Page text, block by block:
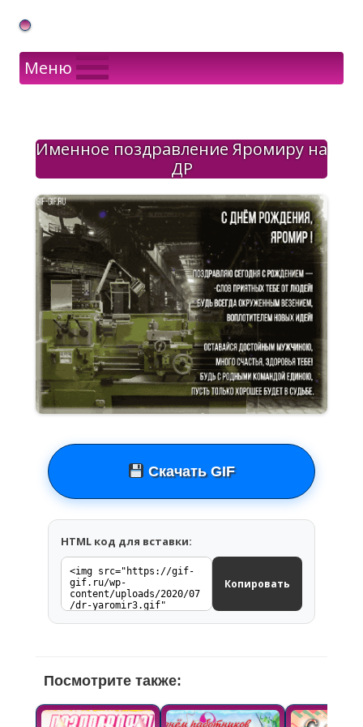
Gif Открытки в подарок
Меню
Именное поздравление Яромиру на
ДР
Скачать GIF
HTML код для вставки:
Копировать
Посмотрите также: